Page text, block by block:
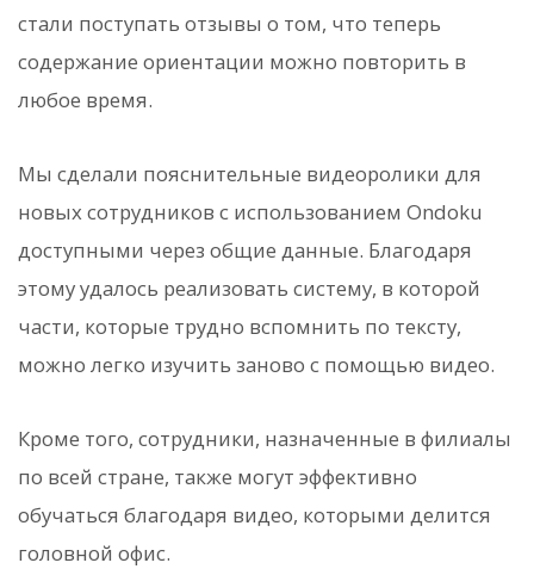
стали поступать отзывы о том, что теперь
содержание ориентации можно повторить в
любое время.
Мы сделали пояснительные видеоролики для
новых сотрудников с использованием Ondoku
доступными через общие данные. Благодаря
этому удалось реализовать систему, в которой
части, которые трудно вспомнить по тексту,
можно легко изучить заново с помощью видео.
Кроме того, сотрудники, назначенные в филиалы
по всей стране, также могут эффективно
обучаться благодаря видео, которыми делится
головной офис.